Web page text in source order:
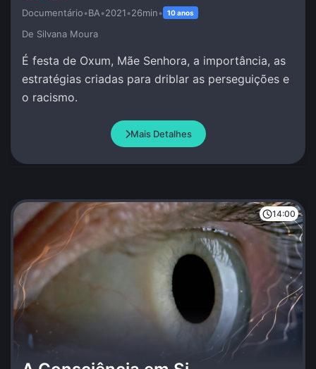
Documentário•BA•2021•26min• 10 anos
De Silvana Moura
É festa de Oxum, Mãe Senhora, a importância, as
estratégias criadas para driblar as perseguições e
o racismo.
Mais Detalhes
14:00